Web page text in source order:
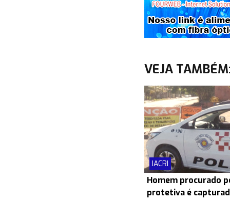
VEJA
IACRI
Homem procurado
protetiva é